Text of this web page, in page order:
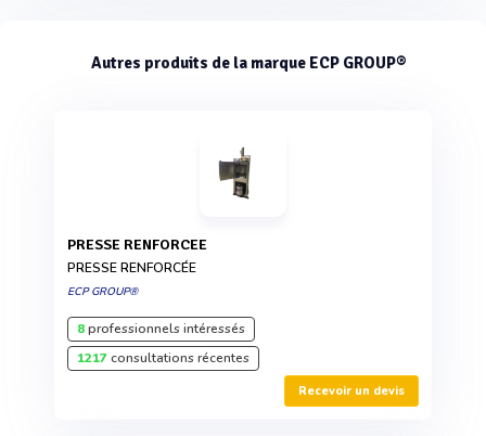
Autres produits de la marque ECP GROUP®
PRESSE RENFORCEE
PRESSE RENFORCÉE
ECP GROUP®
8professionnels intéressés
1217consultations récentes
Recevoir un devis